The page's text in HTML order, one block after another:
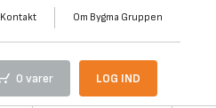
Kontakt Om Bygma Gruppen
0 varer LOG IND